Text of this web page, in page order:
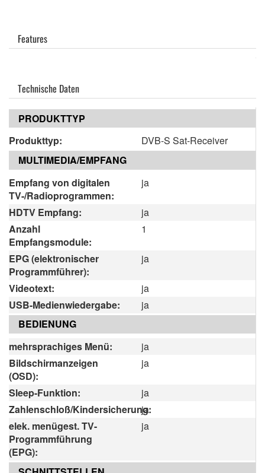
Features
Technische Daten
PRODUKTTYP
Produkttyp:
DVB-S Sat-Receiver
MULTIMEDIA/EMPFANG
Empfang von digitalen
TV-/Radioprogrammen:
ja
HDTV Empfang:
ja
Anzahl
Empfangsmodule:
1
EPG (elektronischer
Programmführer):
ja
Videotext:
ja
USB-Medienwiedergabe:
ja
BEDIENUNG
mehrsprachiges Menü:
ja
Bildschirmanzeigen
(OSD):
ja
Sleep-Funktion:
ja
Zahlenschloß/Kindersicherung:
ja
elek. menügest. TV-
Programmführung
(EPG):
ja